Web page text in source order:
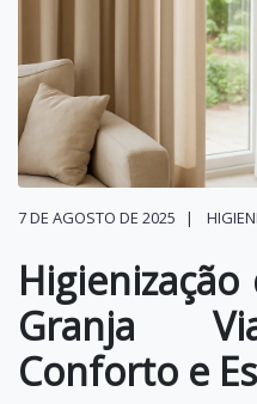
7 DE AGOSTO DE 2025
Granja
Conforto e